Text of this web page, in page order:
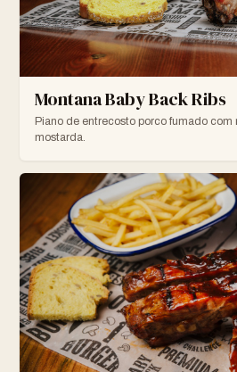
Montana Baby Back Ribs
Piano de entrecosto porco fumado com
mostarda.